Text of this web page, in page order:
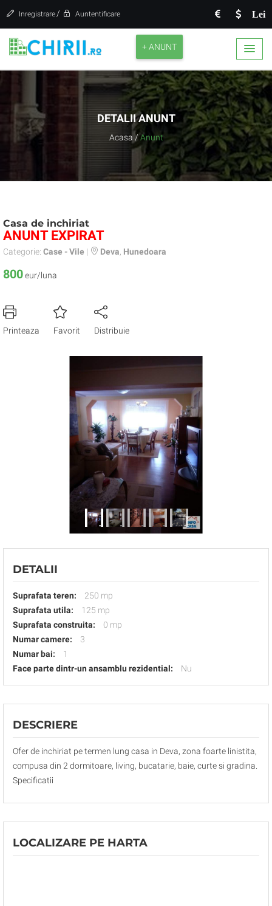
Lei
Inregistrare / Auntentificare
+ ANUNT
DETALII ANUNT
Acasa / Anunt
Casa de inchiriat
ANUNT EXPIRAT
Categorie: Case - Vile | Deva Hunedoara
800eur/luna
Printeaza Favorit Distribuie
DETALII
Suprafata teren:
250 mp
Suprafata utila:
125 mp
Suprafata construita:
0 mp
Numar camere:
3
Numar bai:
1
Face parte dintr-un ansamblu rezidential:
Nu
DESCRIERE
Ofer de inchiriat pe termen lung casa in Deva, zona foarte linistita,
compusa din 2 dormitoare, living, bucatarie, baie, curte si gradina.
Specificatii
LOCALIZARE PE HARTA